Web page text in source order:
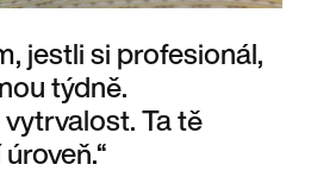
jestli si profesionál,
týdně.
Ta tě